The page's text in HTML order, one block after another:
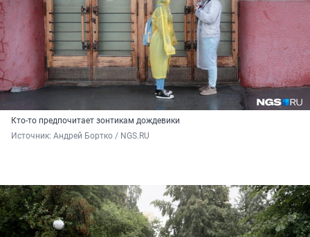
Кто-то предпочитает зонтикам дождевики
Источник: Андрей Бортко / NGS.RU